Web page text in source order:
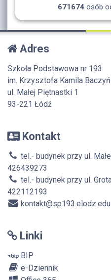
671674 osób
Adres
Szkoła Podstawowa nr 193
im. Krzysztofa Kamila
ul. Małej Piętnastki 1
93-221 Łódź
Kontakt
tel.- budynek przy ul.
426439273
tel.- budynek przy ul.
422112193
Linki
BIP
e-Dziennik